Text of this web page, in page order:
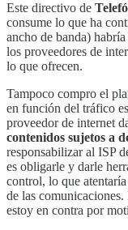
Este directivo de
consume lo que ha
ancho de banda)
los proveedores de
lo que ofrecen.
Tampoco compro el
en función del tráfico
proveedor de internet
contenidos sujetos a
responsabilizar al ISP
es obligarle y darle
control, lo que
de las
estoy en contra por